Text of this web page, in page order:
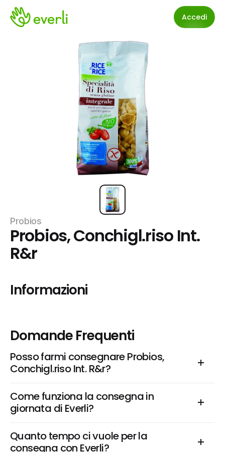
Accedi
Probios
Probios, Conchigl.riso Int.
R&r
Informazioni
Domande Frequenti
Posso farmi consegnare Probios,
Conchigl.riso Int. R&r?
Come funziona la consegna in
giornata di Everli?
Quanto tempo ci vuole per la
consegna con Everli?